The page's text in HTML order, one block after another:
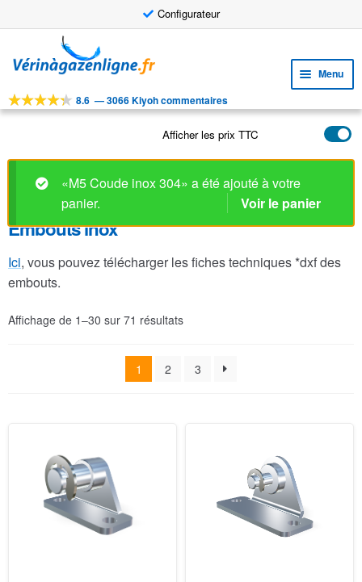
Configurateur
à
navigation
au
Menu
OUTILS
le
menu
SERVICE CLIENTELE
FAQ
8.6 —3066 Kiyoh commentaires
Afficher les prix TTC
«M5 Coude inox 304» a été ajouté à votre
panier.
Voir le panier
Embouts inox
Ici, vous pouvez télécharger les fiches techniques *dxf des
embouts.
Affichage de 1–30 sur 71 résultats
1 2 3